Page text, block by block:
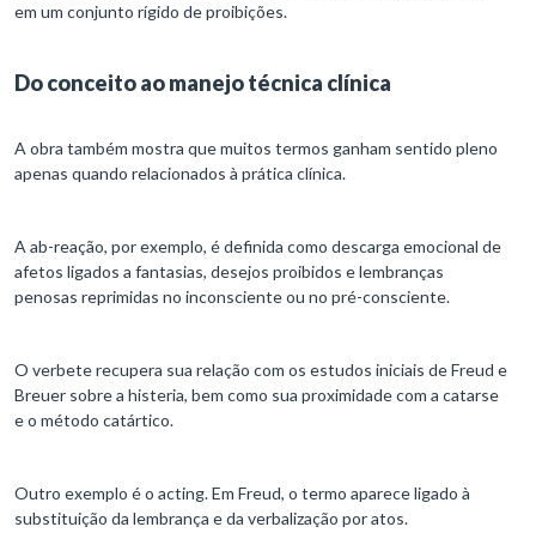
em um conjunto rígido de proibições.
Do conceito ao manejo técnica clínica
A obra também mostra que muitos termos ganham sentido pleno
apenas quando relacionados à prática clínica.
A ab-reação, por exemplo, é definida como descarga emocional de
afetos ligados a fantasias, desejos proibidos e lembranças
penosas reprimidas no inconsciente ou no pré-consciente.
O verbete recupera sua relação com os estudos iniciais de Freud e
Breuer sobre a histeria, bem como sua proximidade com a catarse
e o método catártico.
Outro exemplo é o acting. Em Freud, o termo aparece ligado à
substituição da lembrança e da verbalização por atos.